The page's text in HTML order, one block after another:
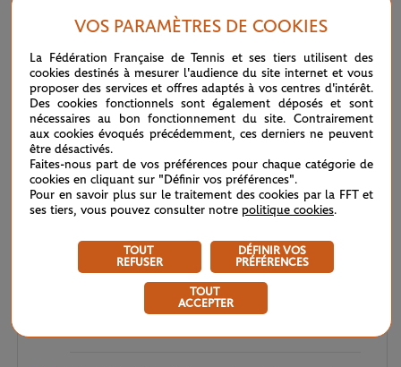
L.Fernandez (24) 4 4
04/08 WTA / ATP : une avalanche de premières
ATP / WTA : se souvenir des belles choses
VOS PARAMÈTRES DE COOKIES
La Fédération Française de Tennis et ses tiers utilisent des
cookies destinés à mesurer l'audience du site internet et vous
proposer des services et offres adaptés à vos centres d'intérêt.
Des cookies fonctionnels sont également déposés et sont
nécessaires au bon fonctionnement du site. Contrairement
aux cookies évoqués précédemment, ces derniers ne peuvent
être désactivés.
Faites-nous part de vos préférences pour chaque catégorie de
cookies en cliquant sur "Définir vos préférences".
Pour en savoir plus sur le traitement des cookies par la FFT et
ses tiers, vous pouvez consulter notre politique cookies.
TOUT
REFUSER
DÉFINIR VOS
PRÉFÉRENCES
TOUT
ACCEPTER